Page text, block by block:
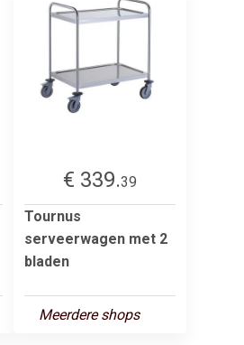
€ 339.39
Tournus
serveerwagen met 2
bladen
Meerdere shops